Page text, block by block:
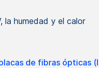
la humedad y el calor
de fibras ópticas